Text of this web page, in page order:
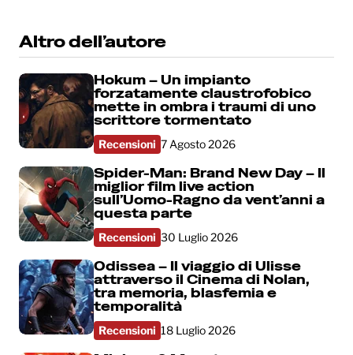
Altro dell’autore
Hokum – Un impianto
forzatamente claustrofobico
mette in ombra i traumi di uno
scrittore tormentato
Recensioni 7 Agosto 2026
Spider-Man: Brand New Day – Il
miglior film live action
sull’Uomo-Ragno da vent’anni a
questa parte
Recensioni 30 Luglio 2026
Odissea – Il viaggio di Ulisse
attraverso il Cinema di Nolan,
tra memoria, blasfemia e
temporalità
Recensioni 18 Luglio 2026